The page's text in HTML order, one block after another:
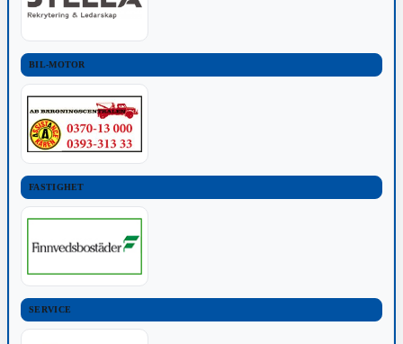
BIL-MOTOR
FASTIGHET
SERVICE